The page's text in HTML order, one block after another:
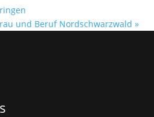
und Beruf Nordschwarzwald »